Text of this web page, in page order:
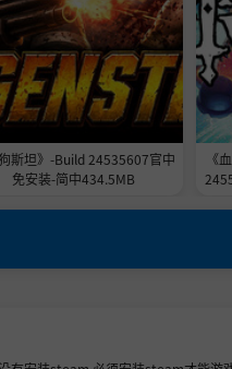
狗斯坦》-Build 24535607官中
免安装-简中434.5MB
《